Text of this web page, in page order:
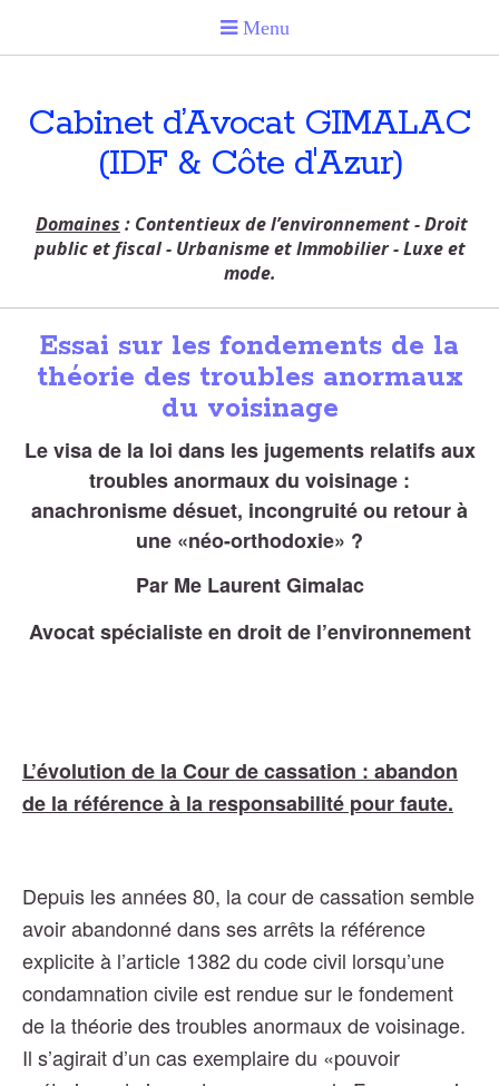
Cabinet d’Avocat GIMALAC
(IDF & Côte d'Azur)
Domaines : Contentieux de l’environnement - Droit
public et fiscal - Urbanisme et Immobilier - Luxe et
mode.
Essai sur les fondements de la
théorie des troubles anormaux
du voisinage
Le visa de la loi dans les jugements relatifs aux
troubles anormaux du voisinage :
anachronisme désuet, incongruité ou retour à
une «néo-orthodoxie» ?
Par Me Laurent Gimalac
Avocat spécialiste en droit de l’environnement
L’évolution de la Cour de cassation : abandon
de la référence à la responsabilité pour faute.
Depuis les années 80, la cour de cassation semble
avoir abandonné dans ses arrêts la référence
explicite à l’article 1382 du code civil lorsqu’une
condamnation civile est rendue sur le fondement
de la théorie des troubles anormaux de voisinage.
Il s’agirait d’un cas exemplaire du «pouvoir